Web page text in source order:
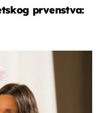
prvenstva: